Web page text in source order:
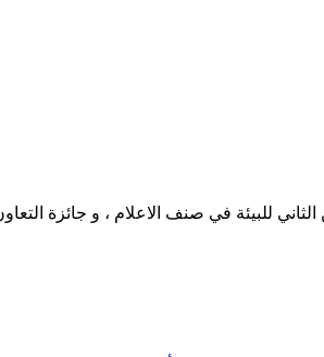
للبيئة في صنف الاعلام ، و جائزة